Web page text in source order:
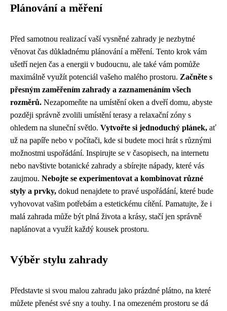
Plánování a měření
Před samotnou realizací vaší vysněné zahrady je nezbytné
věnovat čas důkladnému plánování a měření. Tento krok vám
ušetří nejen čas a energii v budoucnu, ale také vám pomůže
maximálně využít potenciál vašeho malého prostoru. Začněte s
přesným zaměřením zahrady a zaznamenáním všech
rozměrů. Nezapomeňte na umístění oken a dveří domu, abyste
později správně zvolili umístění terasy a relaxační zóny s
ohledem na sluneční světlo. Vytvořte si jednoduchý plánek, ať
už na papíře nebo v počítači, kde si budete moci hrát s různými
možnostmi uspořádání. Inspirujte se v časopisech, na internetu
nebo navštivte botanické zahrady a sbírejte nápady, které vás
zaujmou. Nebojte se experimentovat a kombinovat různé
styly a prvky, dokud nenajdete to pravé uspořádání, které bude
vyhovovat vašim potřebám a estetickému cítění. Pamatujte, že i
malá zahrada může být plná života a krásy, stačí jen správně
naplánovat a využít každý kousek prostoru.
Výběr stylu zahrady
Představte si svou malou zahradu jako prázdné plátno, na které
můžete přenést své sny a touhy. I na omezeném prostoru se dá